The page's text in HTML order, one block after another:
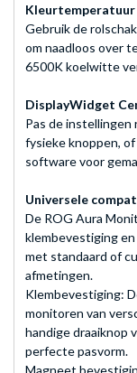
Kleurtemperatuur
Gebruik de
om naadloos over
6500K koelwitte
DisplayWidget
Pas de
fysieke knoppen,
software voor
Universele
De ROG Aura
klembevestiging
met standaard of
afmetingen.
Klembevestiging:
monitoren van
handige draaiknop
perfecte pasvorm.
Magneet